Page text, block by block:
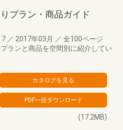
プラン・商品ガイド
／ 2017年03月 ／ 全100ページ
ランと商品を空間別に紹介してい
(17.2MB)